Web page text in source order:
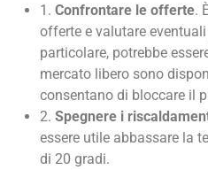
1. Confrontare le offerte.
offerte e valutare
particolare, potrebbe
mercato libero sono
consentano di bloccare il
2. Spegnere i
essere utile abbassare la
di 20 gradi.